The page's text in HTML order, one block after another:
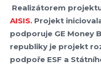
Realizátorem
AISIS. Projekt
podporuje GE Money
republiky je projekt
podpoře ESF a